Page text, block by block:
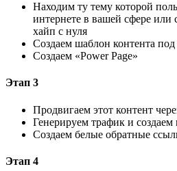
Находим ту тему которой
интернете в вашей сфере
хайп с нуля
Создаем шаблон контента
Создаем «Power Page»
Этап 3
Продвигаем этот контент
Генерируем трафик и
Создаем белые обратные
Этап 4